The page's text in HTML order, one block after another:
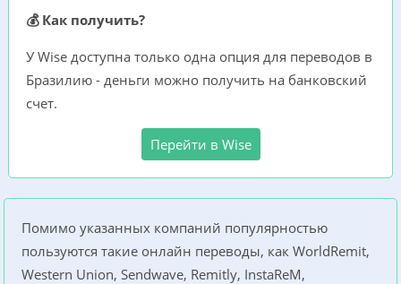
💰 Как получить?
У Wise доступна только одна опция для переводов в
Бразилию - деньги можно получить на банковский
счет.
Перейти в Wise
Помимо указанных компаний популярностью
пользуются такие онлайн переводы, как WorldRemit,
Western Union, Sendwave, Remitly, InstaReM,